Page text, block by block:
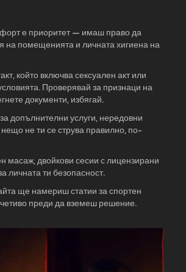
е приоритет — имаш право да
на помещенията и личната хигиена на
който включва сексуален акт или
Проверявай за признаци на
документи, избягай.
допълнителни услуги, нередовни
не ти се струва правилно, по-
масаж, двойкови сесии с лицензирани
личната ти безопасност.
ще намериш статии за спортен
преди да вземеш решение.